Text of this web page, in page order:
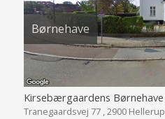
Børnehave
Kirsebærgaardens Børnehave
Tranegaardsvej 77 , 2900 Hellerup